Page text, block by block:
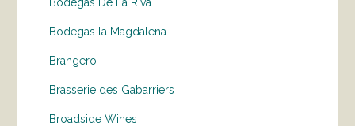
Bodegas la Magdalena
Brangero
Brasserie des Gabarriers
Broadside Wines